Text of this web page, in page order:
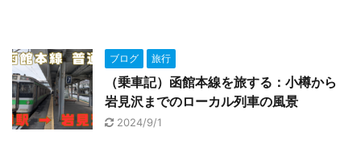
ブログ 旅行
（乗車記）函館本線を旅する：小樽から
岩見沢までのローカル列車の風景
2024/9/1